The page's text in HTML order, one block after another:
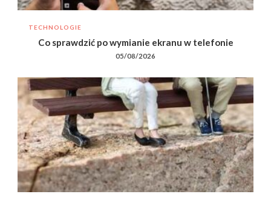
TECHNOLOGIE
Co sprawdzić po wymianie ekranu w telefonie
05/08/2026